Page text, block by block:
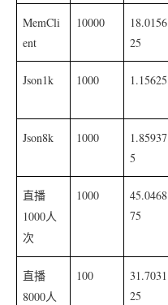
MemCli
ent
10000
18.0156
25
Json1k 1000 1.15625
Json8k 1000
1.85937
5
直播
1000人
次
1000
45.0468
75
直播
8000人
100
31.7031
25